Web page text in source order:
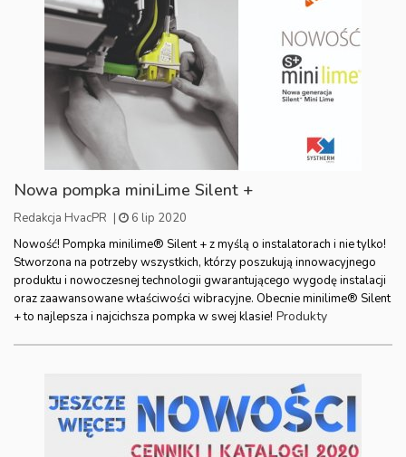
Nowa pompka miniLime Silent +
Redakcja HvacPR |
6 lip 2020
Nowość! Pompka minilime® Silent + z myślą o instalatorach i nie tylko!
Stworzona na potrzeby wszystkich, którzy poszukują innowacyjnego
produktu i nowoczesnej technologii gwarantującego wygodę instalacji
oraz zaawansowane właściwości wibracyjne. Obecnie minilime® Silent
+ to najlepsza i najcichsza pompka w swej klasie! Produkty